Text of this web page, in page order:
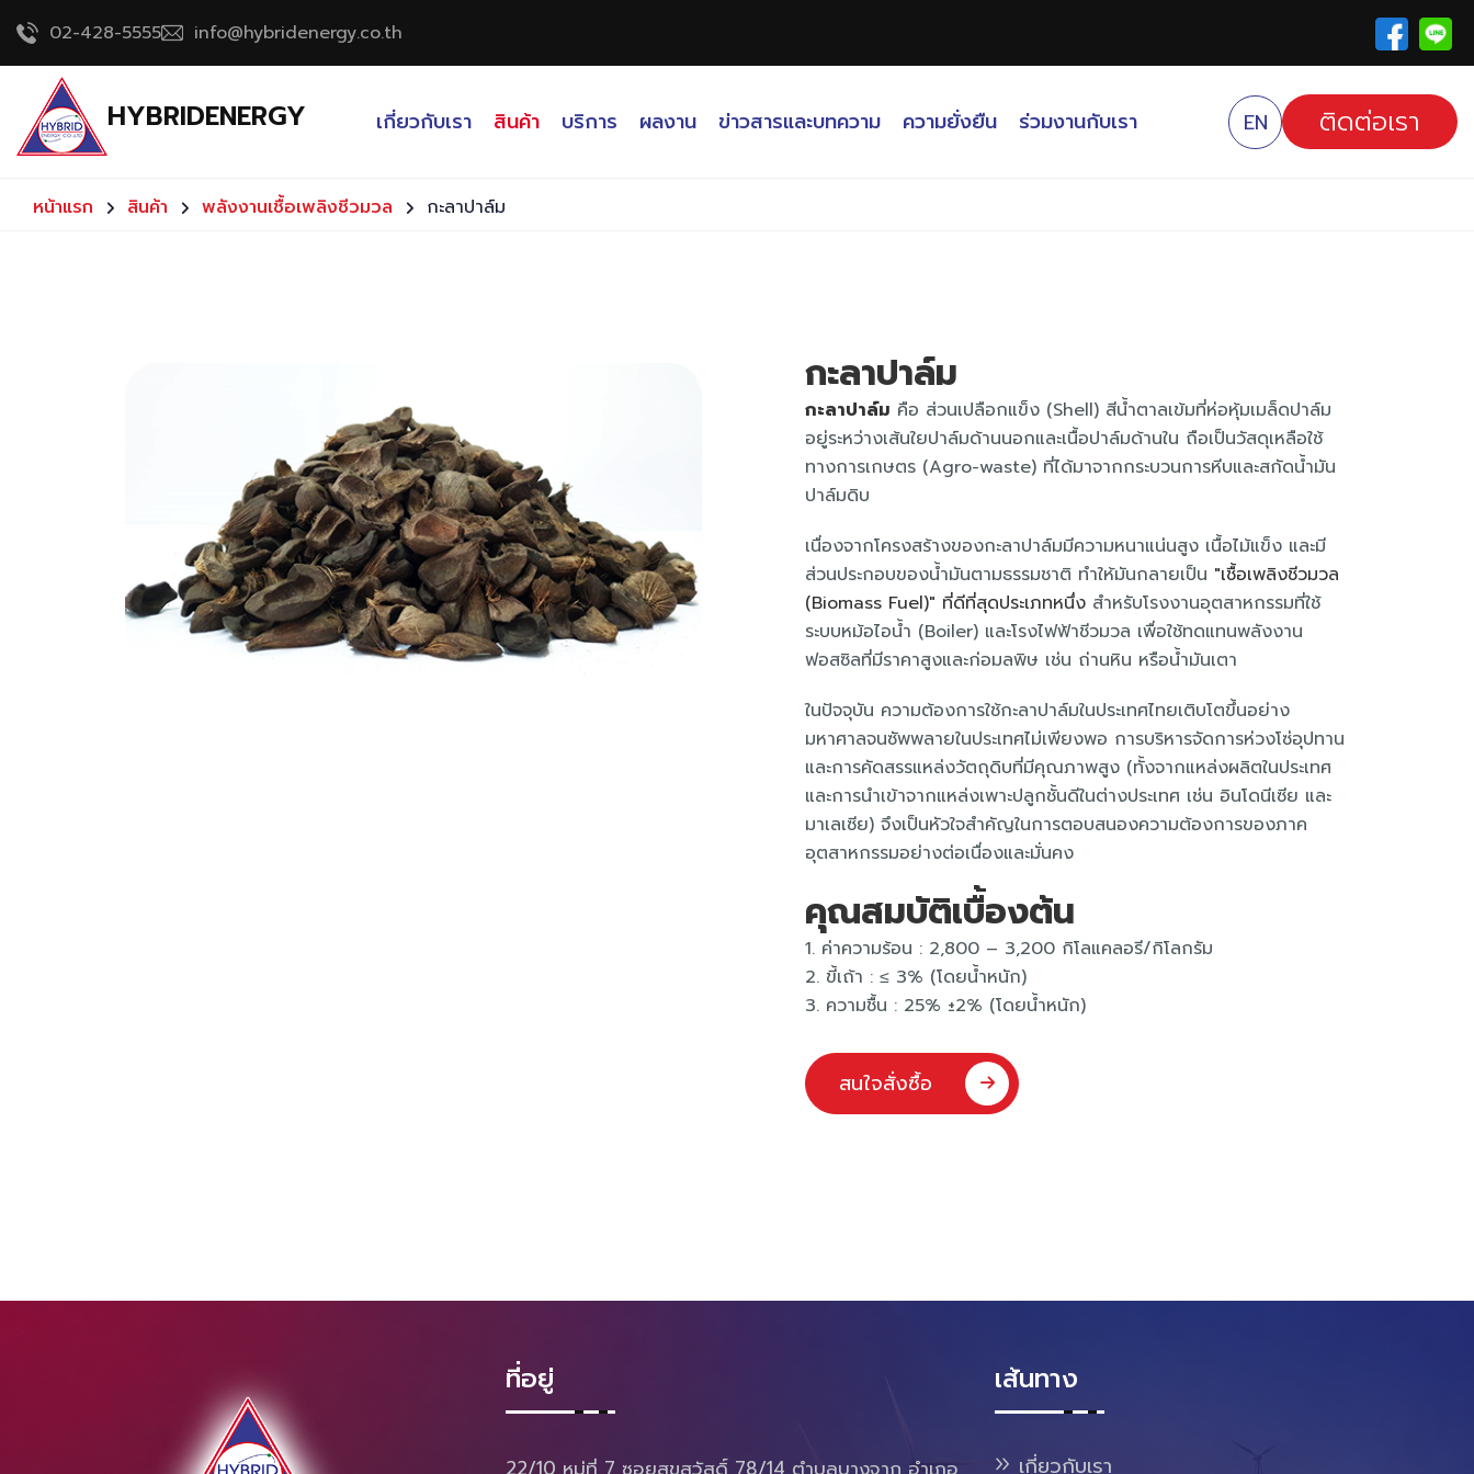
02-428-5555 info@hybridenergy.co.th
HYBRIDENERGY เกี่ยวกับเรา สินค้า บริการ ผลงาน ข่าวสารและบทความ ความยั่งยืน ร่วมงานกับเรา EN ติดต่อเรา
หน้าแรก สินค้า พลังงานเชื้อเพลิงชีวมวล กะลาปาล์ม
กะลาปาล์ม
กะลาปาล์ม คือ ส่วนเปลือกแข็ง (Shell) สีน้ำตาลเข้มที่ห่อหุ้มเมล็ดปาล์ม
อยู่ระหว่างเส้นใยปาล์มด้านนอกและเนื้อปาล์มด้านใน ถือเป็นวัสดุเหลือใช้
ทางการเกษตร (Agro-waste) ที่ได้มาจากกระบวนการหีบและสกัดน้ำมัน
ปาล์มดิบ
เนื่องจากโครงสร้างของกะลาปาล์มมีความหนาแน่นสูง เนื้อไม้แข็ง และมี
ส่วนประกอบของน้ำมันตามธรรมชาติ ทำให้มันกลายเป็น "เชื้อเพลิงชีวมวล
(Biomass Fuel)" ที่ดีที่สุดประเภทหนึ่ง สำหรับโรงงานอุตสาหกรรมที่ใช้
ระบบหม้อไอน้ำ (Boiler) และโรงไฟฟ้าชีวมวล เพื่อใช้ทดแทนพลังงาน
ฟอสซิลที่มีราคาสูงและก่อมลพิษ เช่น ถ่านหิน หรือน้ำมันเตา
ในปัจจุบัน ความต้องการใช้กะลาปาล์มในประเทศไทยเติบโตขึ้นอย่าง
มหาศาลจนซัพพลายในประเทศไม่เพียงพอ การบริหารจัดการห่วงโซ่อุปทาน
และการคัดสรรแหล่งวัตถุดิบที่มีคุณภาพสูง (ทั้งจากแหล่งผลิตในประเทศ
และการนำเข้าจากแหล่งเพาะปลูกชั้นดีในต่างประเทศ เช่น อินโดนีเซีย และ
มาเลเซีย) จึงเป็นหัวใจสำคัญในการตอบสนองความต้องการของภาค
อุตสาหกรรมอย่างต่อเนื่องและมั่นคง
คุณสมบัติเบื้องต้น
1. ค่าความร้อน : 2,800 – 3,200 กิโลแคลอรี/กิโลกรัม
2. ขี้เถ้า : ≤ 3% (โดยน้ำหนัก)
3. ความชื้น : 25% ±2% (โดยน้ำหนัก)
สนใจสั่งซื้อ
ที่อยู่ เส้นทาง
เกี่ยวกับเรา